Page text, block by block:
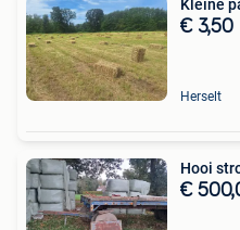
Kleine
€ 3,50
Herselt
Hooi
€